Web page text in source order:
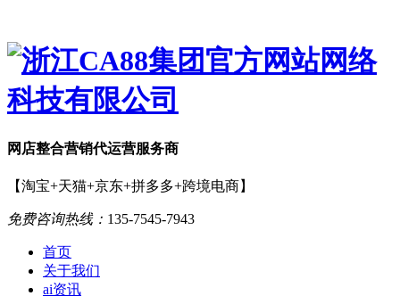
网店整合营销代运营服务商
【淘宝+天猫+京东+拼多多+跨境电商】
免费咨询热线： 135-7545-7943
首页
关于我们
ai资讯